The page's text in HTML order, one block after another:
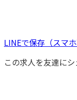
LINEで保存 （スマ
この求人を友達に